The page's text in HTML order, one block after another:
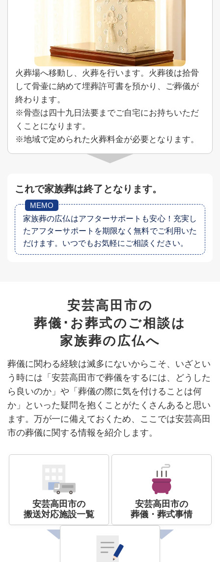
火葬場へ移動し、火葬を行います。 火葬後は拾骨
して骨壷に納めて埋葬許可書を預かり、ご葬儀が
終わります。
※骨壺は四十九日法要までご自宅にお持ちいただ
くことになります。
※地域で定められた火葬料金が必要となります。
これで家族葬は終了となります。
家族葬の広仏はアフターサポートも安心！ 充実し
たアフターサポートを期限なく無料でご利用いた
だけます。いつでもお気軽にご相談ください。
安芸高田市の
葬儀･お葬式の ご相談は
家族葬の広仏へ
葬儀に関わる経験は滅多にないからこそ、いざとい
う時には「安芸高田市で葬儀をするには、どうした
ら良いのか」や「葬儀の際に気を付けることは何
か」といった疑問を抱くことがたくさんあると思い
ます。万が一に備えておくため、ここでは安芸高田
市の葬儀に関する情報を紹介します。
安芸高田市の
搬送対応施設一覧
安芸高田市の
葬儀・葬式事情